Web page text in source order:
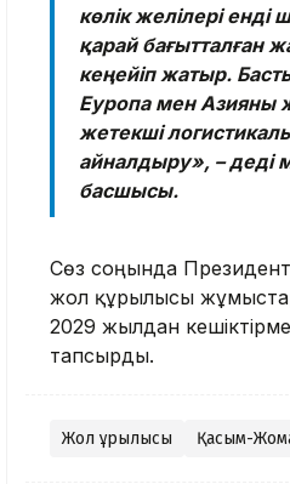
көлік желілері
қарай бағытталған
кеңейіп жатыр.
Еуропа мен Азияны
жетекші
айналдыру», – деді
басшысы.
Сөз соңында Президент
жол құрылысы
2029 жылдан
тапсырды.
Жол құрылысы Қасым-